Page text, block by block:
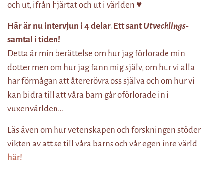
och ut, ifrån hjärtat och ut i världen ♥
Här är nu intervjun i 4 delar. Ett santUtvecklings-
samtal i tiden!
Detta är min berättelse om hur jag förlorade min
dotter men om hur jag fann mig själv, om hur vi alla
har förmågan att återerövra oss själva och om hur vi
kan bidra till att våra barn går oförlorade in i
vuxenvärlden…
Läs även om hur vetenskapen och forskningen stöder
vikten av att se till våra barns och vår egen inre värld
här!